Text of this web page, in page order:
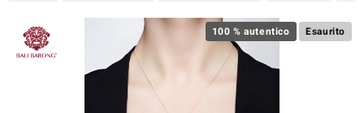
Love 100 % autentico Esaurito